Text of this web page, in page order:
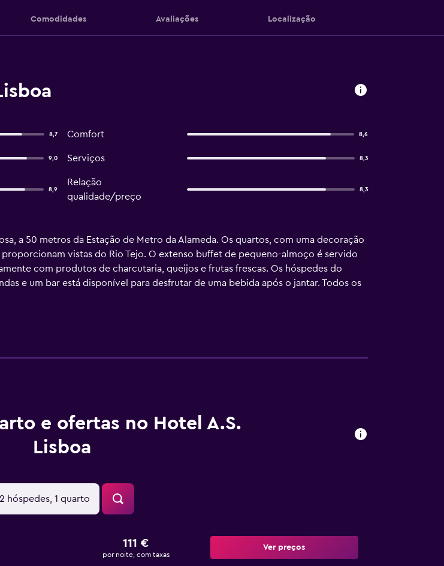
Comodidades Avaliações Localização
8,7 Comfort 8,6
9,0 Serviços 8,3
8,9
Relação
qualidade/preço
8,3
a 50 metros da Estação de Metro da Alameda. Os quartos, com uma decoração
vistas do Rio Tejo. O extenso buffet de pequeno-almoço é servido
com produtos de charcutaria, queijos e frutas frescas. Os hóspedes do
e um bar está disponível para desfrutar de uma bebida após o jantar. Todos os
moderna casa de banho com uma banheira e um secador de cabelo. Os
para Lisboa. O A.S. Lisboa Hotel está a 3 km do Castelo de São Jorge e a 6
e ofertas no Hotel A.S.
Lisboa
2 hóspedes, 1 quarto
111 €
por noite, com taxas
Ver preços